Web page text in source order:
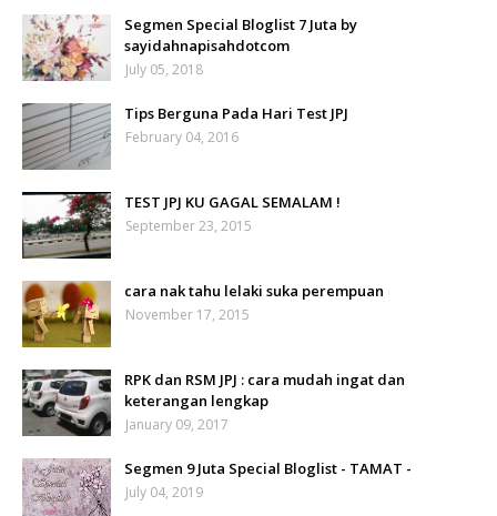
Segmen Special Bloglist 7 Juta by
sayidahnapisahdotcom
July 05, 2018
Tips Berguna Pada Hari Test JPJ
February 04, 2016
TEST JPJ KU GAGAL SEMALAM !
September 23, 2015
cara nak tahu lelaki suka perempuan
November 17, 2015
RPK dan RSM JPJ : cara mudah ingat dan
keterangan lengkap
January 09, 2017
Segmen 9 Juta Special Bloglist - TAMAT -
July 04, 2019